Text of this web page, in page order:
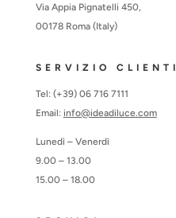
Via Appia Pignatelli 450,
00178 Roma (Italy)
SERVIZIO CLIENTI
Tel: (+39) 06 716 7111
Email: info@ideadiluce.com
Lunedì – Venerdì
9.00 – 13.00
15.00 – 18.00